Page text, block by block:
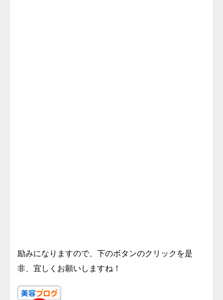
励みになりますので、下のボタンのクリックを是
非、宜しくお願いしますね！